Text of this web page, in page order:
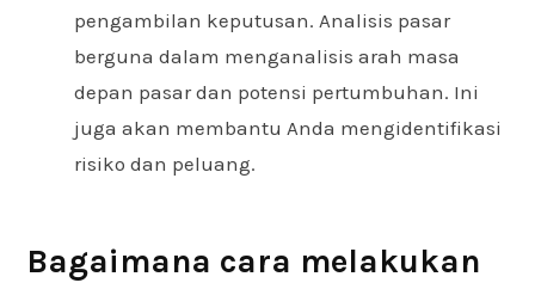
pengambilan keputusan. Analisis pasar
berguna dalam menganalisis arah masa
depan pasar dan potensi pertumbuhan. Ini
juga akan membantu Anda mengidentifikasi
risiko dan peluang.
Bagaimana cara melakukan